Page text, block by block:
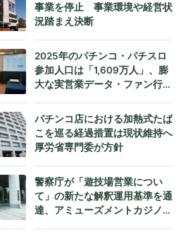
事業を停止 事業環境や経営状
況踏まえ決断
2025年のパチンコ・パチスロ
参加人口は「1,609万人」、膨
大な実営業データ・ファン行動
公式発表
パチンコ店における加熱式たば
こを巡る経過措置は現状維持へ
厚労省専門委が方針
警察庁が「遊技場営業につい
て」の新たな解釈運用基準を通
達、アミューズメントカジノへ